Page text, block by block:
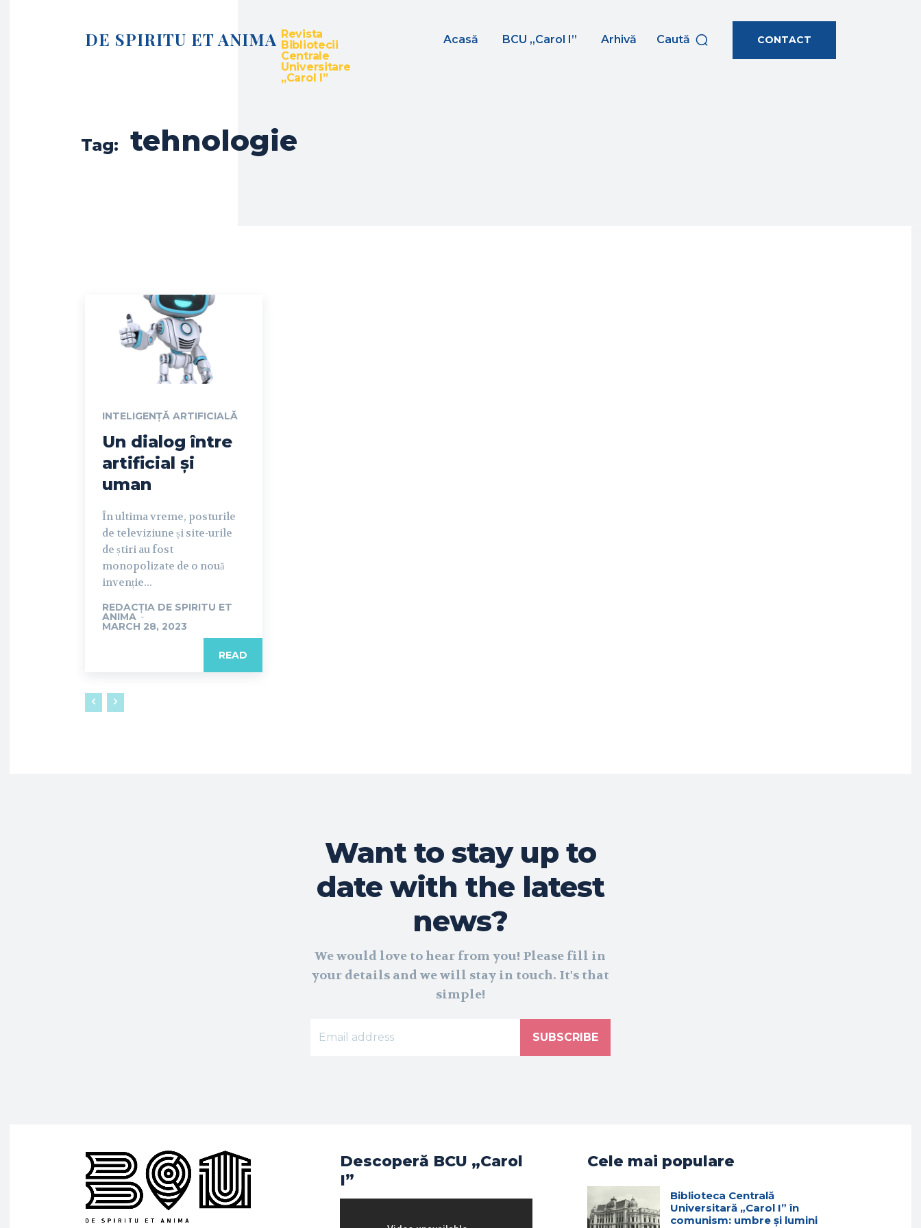
DE SPIRITU ET ANIMA Revista
Bibliotecii
Centrale
Universitare
„Carol I”
Acasă BCU „Carol I” Arhivă Caută CONTACT
Tag: tehnologie
INTELIGENȚĂ ARTIFICIALĂ
Un dialog între
artificial și
uman
În ultima vreme, posturile
de televiziune și site-urile
de știri au fost
monopolizate de o nouă
invenție...
REDACȚIA DE SPIRITU ET
ANIMA -
MARCH 28, 2023
READ
Want to stay up to
date with the latest
news?
We would love to hear from you! Please fill in
your details and we will stay in touch. It's that
simple!
SUBSCRIBE
Descoperă BCU „Carol
I”
Cele mai populare
Biblioteca Centrală
Universitară „Carol I” în
comunism: umbre și lumini